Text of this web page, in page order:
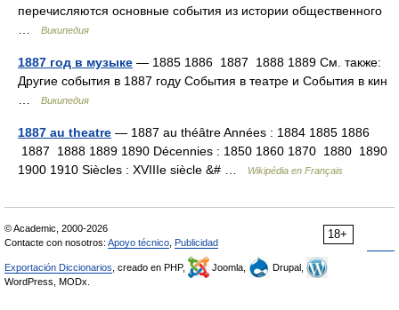
перечисляются основные события из истории общественного
Википедия
1887 год в музыке — 1885 1886 1887 1888 1889 См. также:
Другие события в 1887 году События в театре и События в кин
Википедия
1887 au theatre — 1887 au théâtre Années : 1884 1885 1886
1887 1888 1889 1890 Décennies : 1850 1860 1870 1880 1890
1900 1910 Siècles : XVIIIe siècle &# …
Wikipédia en Français
18+
© Academic, 2000-2026
Contacte con nosotros: Apoyo técnico Publicidad
Exportación Diccionarios , creado en PHP, Joomla,
Drupal,
WordPress, MODx.